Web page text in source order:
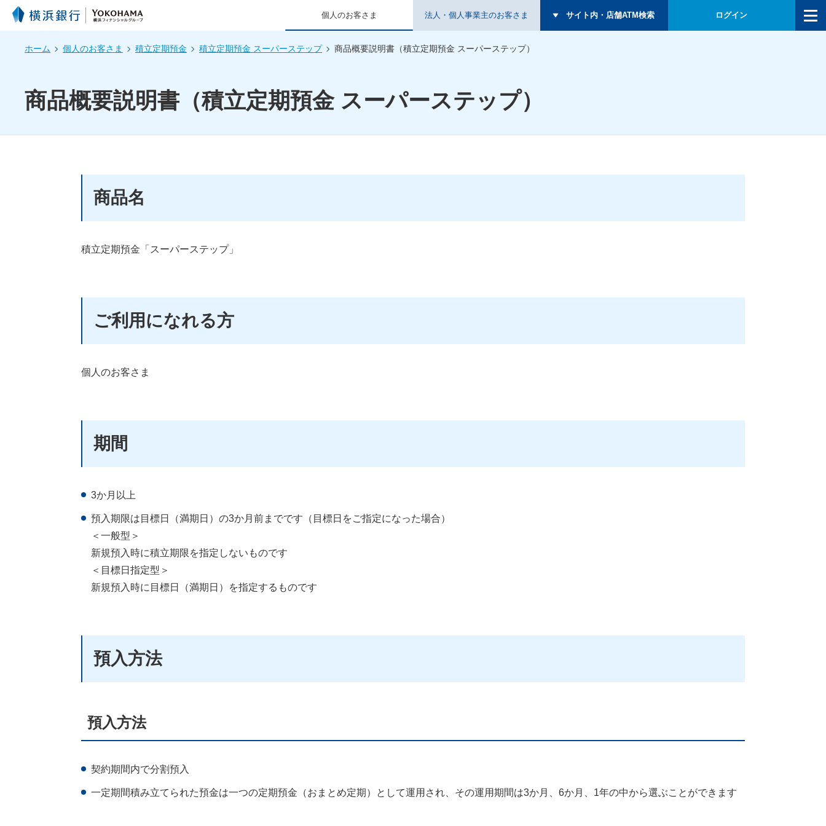
個人のお客さま 法人・個人事業主のお客さま サイト内・店舗ATM検索 ログイン
ホーム 個人のお客さま 積立定期預金 積立定期預金 スーパーステップ 商品概要説明書（積立定期預金 スーパーステップ）
商品概要説明書（積立定期預金 スーパーステップ）
商品名
積立定期預金「スーパーステップ」
ご利用になれる方
個人のお客さま
期間
3か月以上
預入期限は目標日（満期日）の3か月前までです（目標日をご指定になった場合）
＜一般型＞
新規預入時に積立期限を指定しないものです
＜目標日指定型＞
新規預入時に目標日（満期日）を指定するものです
預入方法
預入方法
契約期間内で分割預入
一定期間積み立てられた預金は一つの定期預金（おまとめ定期）として運用され、その運用期間は3か月、6か月、1年の中から選ぶことができます